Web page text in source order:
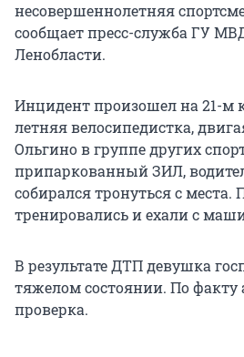
несовершеннолетняя
сообщает пресс-служба ГУ
Ленобласти.
Инцидент произошел на 21-м
летняя велосипедистка,
Ольгино в группе других
припаркованный ЗИЛ,
собирался тронуться с места.
тренировались и ехали с
В результате ДТП девушка
тяжелом состоянии. По факту
проверка.